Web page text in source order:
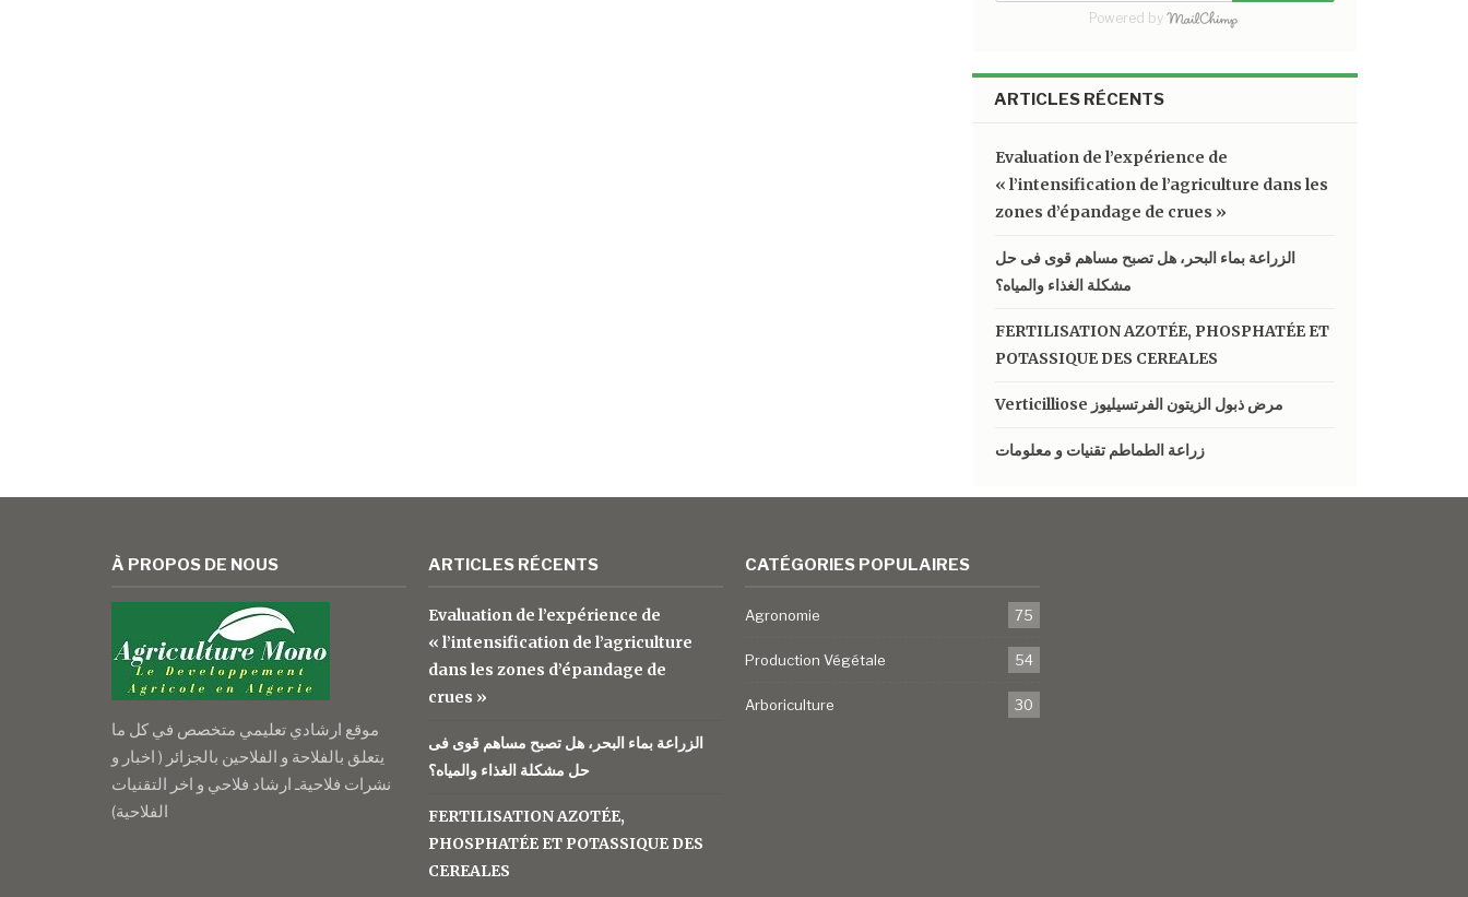
Powered by
ARTICLES RÉCENTS
Evaluation de l’expérience de
« l’intensification de l’agriculture dans les
zones d’épandage de crues »
الزراعة بماء البحر، هل تصبح مساهم قوى فى حل
مشكلة الغذاء والمياه؟
FERTILISATION AZOTÉE, PHOSPHATÉE ET
POTASSIQUE DES CEREALES
Verticilliose مرض ذبول الزيتون الفرتسيليوز
زراعة الطماطم تقنيات و معلومات
À PROPOS DE NOUS
موقع ارشادي تعليمي متخصص في كل ما
يتعلق بالفلاحة و الفلاحين بالجزائر ( اخبار و
نشرات فلاحيةـ ارشاد فلاحي و اخر التقنيات
الفلاحية)
ARTICLES RÉCENTS
Evaluation de l’expérience de
« l’intensification de l’agriculture
dans les zones d’épandage de
crues »
الزراعة بماء البحر، هل تصبح مساهم قوى فى
حل مشكلة الغذاء والمياه؟
FERTILISATION AZOTÉE,
PHOSPHATÉE ET POTASSIQUE DES
CEREALES
CATÉGORIES POPULAIRES
Agronomie 75
Production Végétale 54
Arboriculture 30